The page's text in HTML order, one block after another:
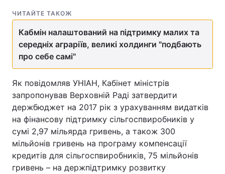
ЧИТАЙТЕ ТАКОЖ
Кабмін налаштований на підтримку малих та
середніх аграріїв, великі холдинги "подбають
про себе самі"
Як повідомляв УНІАН, Кабінет міністрів
запропонував Верховній Раді затвердити
держбюджет на 2017 рік з урахуванням видатків
на фінансову підтримку сільгоспвиробників у
сумі 2,97 мільярда гривень, а також 300
мільйонів гривень на програму компенсації
кредитів для сільгоспвиробників, 75 мільйонів
гривень – на держпідтримку розвитку